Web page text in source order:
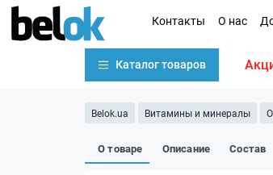
Контакты О нас
Каталог товаров
Belok.ua Витамины и минералы
О товаре Описание Состав